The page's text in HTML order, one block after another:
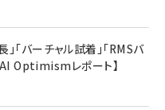
P&G・グリコで学んだ失敗
１億貯めた株式投資
沈黙の組織」から「高め合う
「バーチャル試着」「RMSバ
Optimismレポート】